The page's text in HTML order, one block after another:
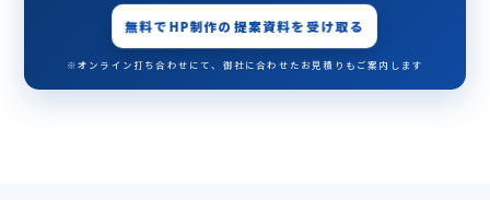
無料でHP制作の提案資料を受け取る
※オンライン打ち合わせにて、御社に合わせたお見積りもご案内します